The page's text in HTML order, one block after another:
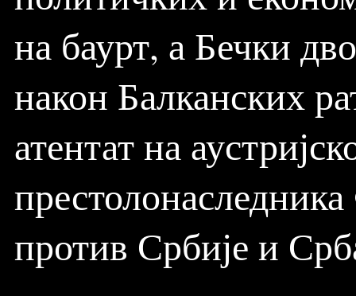
на баурт, а Бечки
након Балканских
атентат на
против Србије и